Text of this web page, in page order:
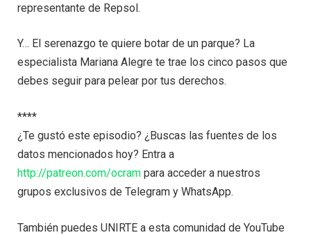
representante de Repsol.
Y… El serenazgo te quiere botar de un parque? La
especialista Mariana Alegre te trae los cinco pasos que
debes seguir para pelear por tus derechos.
****
¿Te gustó este episodio? ¿Buscas las fuentes de los
datos mencionados hoy? Entra a
http://patreon.com/ocram para acceder a nuestros
grupos exclusivos de Telegram y WhatsApp.
También puedes UNIRTE a esta comunidad de YouTube